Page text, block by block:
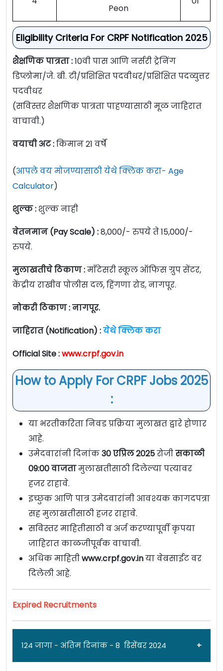
Peon
Eligibility Criteria For CRPF Notification 2025
शैक्षणिक पात्रता :10वी पास आणि नर्सरी ट्रेनिंग
डिप्लोमा/जे. बी. टी/प्रशिक्षित पदवीधर/प्रशिक्षित पदव्युत्तर
पदवीधर
(सविस्तर शैक्षणिक पात्रता पाहण्यासाठी मूळ जाहिरात
वाचावी.)
वयाची अट :किमान 21 वर्षे
(आपले वय मोजण्यासाठी येथे क्लिक करा- Age
Calculator)
शुल्क : शुल्क नाही
वेतनमान (Pay Scale) :8,000/- रुपये ते 15,000/-
रुपये.
मुलाखतीचे ठिकाण :माँटेसरी स्कूल ऑफिस ग्रुप सेंटर,
केंद्रीय राखीव पोलीस दल, हिंगणा रोड, नागपूर.
नोकरी ठिकाण : नागपूर.
जाहिरात (Notification) :येथे क्लिक करा
Official Site :www.crpf.gov.in
How to Apply For CRPF Jobs 2025
:
या भरतीकरिता निवड प्रक्रिया मुलाखत द्वारे होणार
आहे.
उमेदवारांनी दिनांक30 एप्रिल 2025रोजीसकाळी
09:00 वाजतामुलाखतीसाठी दिलेल्या पत्यावर
हजर राहावे.
इच्छुक आणि पात्र उमेदवारांनी आवश्यक कागदपत्रा
सह मुलाखतीसाठी हजर राहावे.
सविस्तर माहितीसाठी व अर्ज करण्यापूर्वी कृपया
जाहिरात काळजीपूर्वक वाचावी.
अधिक माहितीwww.crpf.gov.inया वेबसाईट वर
दिलेली आहे.
Expired Recruitments
124 जागा - अंतिम दिनांक - 8 डिसेंबर 2024